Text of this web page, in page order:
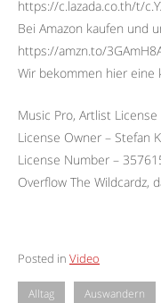
https://c.lazada.co.th/t/
Bei Amazon kaufen und
https://amzn.to/
Wir bekommen hier eine
Music Pro, Artlist License
License Owner – Stefan
License Number –
Overflow The Wildcardz,
Posted in Video
Alltag Auswandern